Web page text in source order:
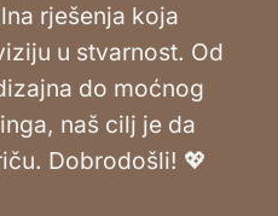
rješenja koja
u stvarnost. Od
do moćnog
naš cilj je da
Dobrodošli! 💖